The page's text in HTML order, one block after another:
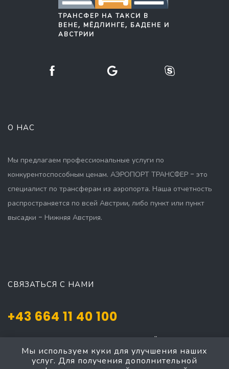
ТРАНСФЕР НА ТАКСИ В
ВЕНЕ, МЁДЛИНГЕ, БАДЕНЕ И
АВСТРИИ
О НАС
Мы предлагаем профессиональные услуги по
конкурентоспособным ценам. АЭРОПОРТ ТРАНСФЕР - это
специалист по трансферам из аэропорта. Наша отчетность
распространяется по всей Австрии, либо пункт или пункт
высадки - Нижняя Австрия.
СВЯЗАТЬСЯ С НАМИ
+43 664 11 40 100
Josef Mayer Gasse 5, Mödling, NÖ 2340
taxi4austria@yahoo.com
Мы используем куки для улучшения наших
услуг. Для получения дополнительной